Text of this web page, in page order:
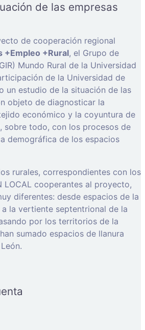
de las empresas
de cooperación regional
+Empleo +Rural, el Grupo de
Mundo Rural de la Universidad
de la Universidad de
un estudio de la situación de las
objeto de diagnosticar la
económico y la coyuntura de
sobre todo, con los procesos de
demográfica de los espacios
rurales, correspondientes con los
LOCAL cooperantes al proyecto,
diferentes: desde espacios de la
la vertiente septentrional de la
por los territorios de la
sumado espacios de llanura